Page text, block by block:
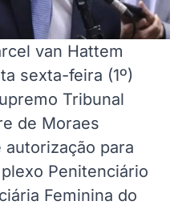
van Hattem
sexta-feira (1º)
Tribunal
de Moraes
para
Penitenciário
Feminina do